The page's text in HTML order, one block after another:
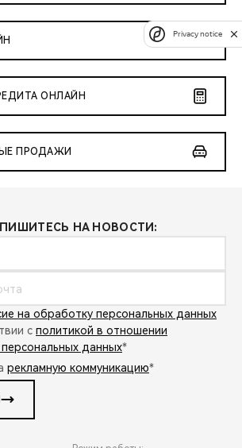
ОНЛАЙН
ПРОДАЖИ
НА НОВОСТИ:
на обработку персональных данных
с политикой в отношении
данных*
рекламную коммуникацию*
Privacy notice